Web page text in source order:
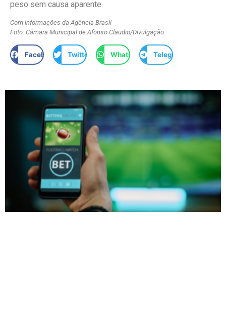
peso sem causa aparente.
Com informações da Agência Brasil
Foto: Câmara Municipal de Afonso Claudio/Divulgação
Facebook Twitter WhatsApp Telegram